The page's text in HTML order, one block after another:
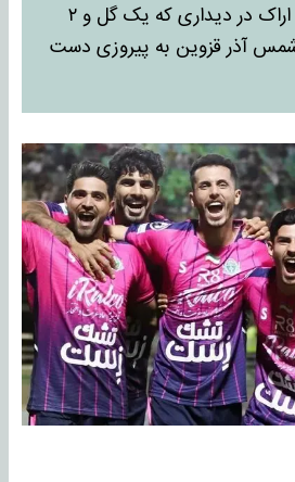
تیم فوتبال آلومینیوم اراک در دیداری که یک گل و ۲
آذر قزوین به پیروزی دست